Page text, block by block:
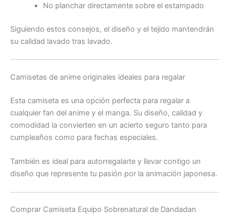
No planchar directamente sobre el estampado
Siguiendo estos consejos, el diseño y el tejido mantendrán
su calidad lavado tras lavado.
Camisetas de anime originales ideales para regalar
Esta camiseta es una opción perfecta para regalar a
cualquier fan del anime y el manga. Su diseño, calidad y
comodidad la convierten en un acierto seguro tanto para
cumpleaños como para fechas especiales.
También es ideal para autorregalarte y llevar contigo un
diseño que represente tu pasión por la animación japonesa.
Comprar Camiseta Equipo Sobrenatural de Dandadan